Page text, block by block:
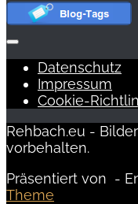
Datenschutz
Impressum
Cookie-
Rehbach.eu -
vorbehalten.
Präsentiert von -
Theme